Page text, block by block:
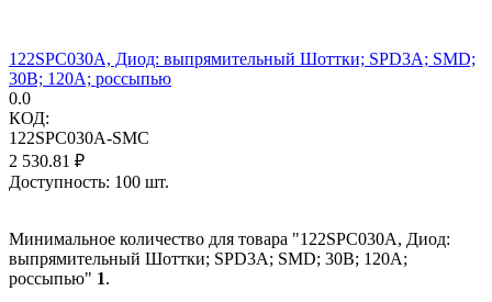
122SPC030A, Диод: выпрямительный Шоттки; SPD3A; SMD;
30В; 120А; россыпью
0.0
КОД:
122SPC030A-SMC
2 530.81 ₽
Доступность: 100 шт.
Минимальное количество для товара "122SPC030A, Диод:
выпрямительный Шоттки; SPD3A; SMD; 30В; 120А;
россыпью" 1.